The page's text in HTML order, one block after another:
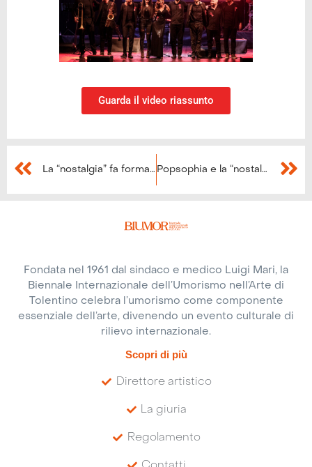
Guarda il video riassunto
La “nostalgia” fa formazione Popsophia e la “nostalgia” al Salone del libro
Fondata nel 1961 dal sindaco e medico Luigi Mari, la
Biennale Internazionale dell’Umorismo nell’Arte di
Tolentino celebra l’umorismo come componente
essenziale dell’arte, divenendo un evento culturale di
rilievo internazionale.
Scopri di più
Direttore artistico
La giuria
Regolamento